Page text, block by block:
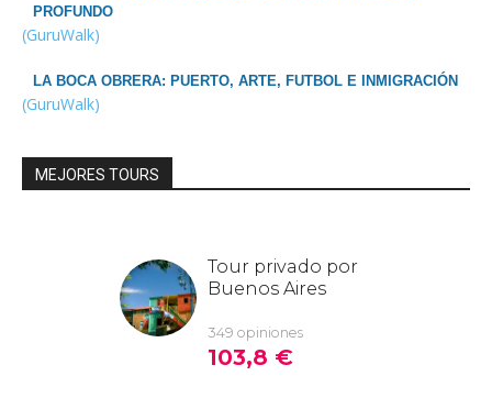
PROFUNDO
(GuruWalk)
LA BOCA OBRERA: PUERTO, ARTE, FUTBOL E INMIGRACIÓN
(GuruWalk)
MEJORES TOURS